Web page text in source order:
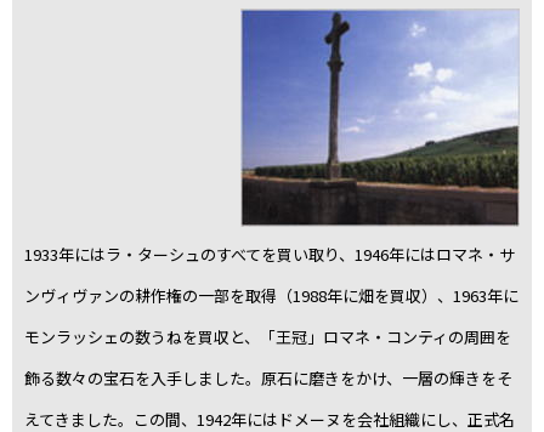
1933年にはラ・ターシュのすべてを買い取り、1946年にはロマネ・サ
ンヴィヴァンの耕作権の一部を取得（1988年に畑を買収）、1963年に
モンラッシェの数うねを買収と、「王冠」ロマネ・コンティの周囲を
飾る数々の宝石を入手しました。原石に磨きをかけ、一層の輝きをそ
えてきました。この間、1942年にはドメーヌを会社組織にし、正式名